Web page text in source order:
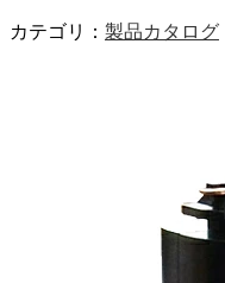
カテゴリ： 製品カタログ